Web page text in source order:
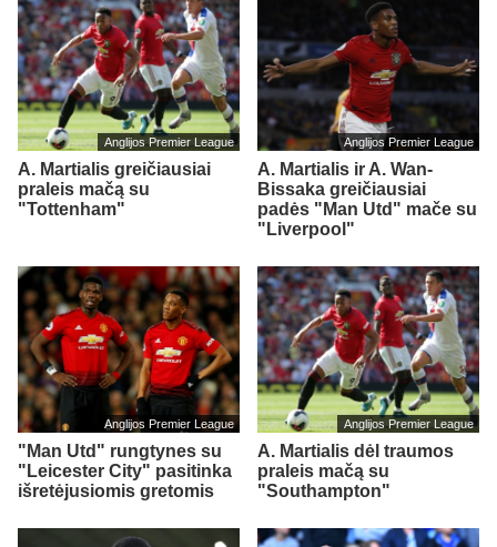
Anglijos Premier League
A. Martialis greičiausiai
praleis mačą su
"Tottenham"
Anglijos Premier League
A. Martialis ir A. Wan-
Bissaka greičiausiai
padės "Man Utd" mače su
"Liverpool"
Anglijos Premier League
"Man Utd" rungtynes su
"Leicester City" pasitinka
išretėjusiomis gretomis
Anglijos Premier League
A. Martialis dėl traumos
praleis mačą su
"Southampton"